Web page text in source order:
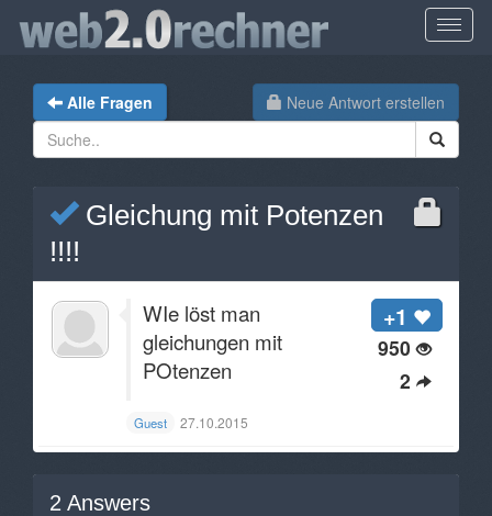
Neue Antwort erstellen
Alle Fragen
Gleichung mit Potenzen
!!!!
+1
950
2
WIe löst man
gleichungen mit
POtenzen
Guest 27.10.2015
2 Answers